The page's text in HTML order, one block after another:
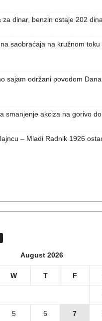
za dinar, benzin ostaje 202
saobraćaja na kružnom toku
sajam održani povodom
smanjenje akciza na gorivo
– Mladi Radnik 1926
August 2026
W T F
5 6 7